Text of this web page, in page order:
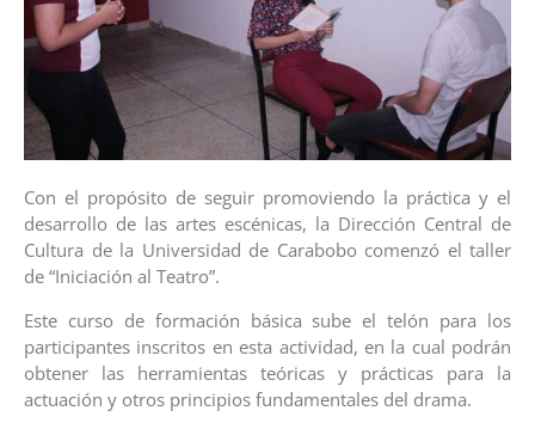
Con el propósito de seguir promoviendo la práctica y el
desarrollo de las artes escénicas, la Dirección Central de
Cultura de la Universidad de Carabobo comenzó el taller
de “Iniciación al Teatro”.
Este curso de formación básica sube el telón para los
participantes inscritos en esta actividad, en la cual podrán
obtener las herramientas teóricas y prácticas para la
actuación y otros principios fundamentales del drama.